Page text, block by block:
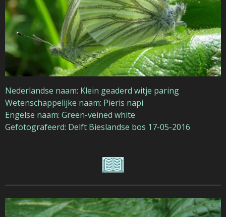
Nederlandse naam: Klein geaderd witje paring
Wetenschappelijke naam: Pieris napi
Engelse naam: Green-veined white
Gefotografeerd: Delft Bieslandse bos 17-05-2016